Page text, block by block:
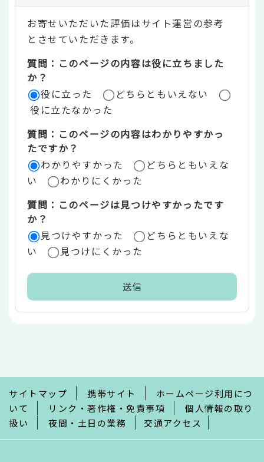
テ
ン
ツ
評
価
リ
ア
お寄せいただいた評価はサイト運営の参考
とさせていただきます。
質問：このページの内容は役に立ちました
か？
役に立った
どちらともいえない
役に立たなかった
質問：このページの内容はわかりやすかっ
たですか？
わかりやすかった
どちらともいえな
い
わかりにくかった
質問：このページは見つけやすかったです
か？
見つけやすかった
どちらともいえな
い
見つけにくかった
で
サイトマップ 携帯サイト
ホームページ利用につ
いて
リンク・著作権・免責事項
個人情報の取り
扱い
夜間・土日の業務 交通アクセス